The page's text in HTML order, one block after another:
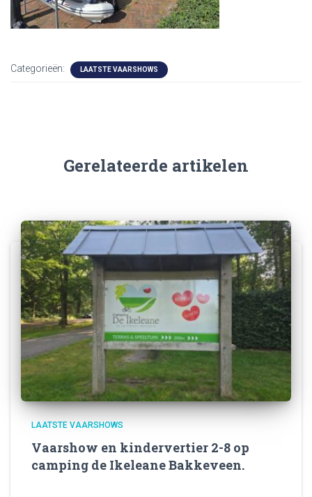
Categorieën: LAATSTE VAARSHOWS
Gerelateerde artikelen
LAATSTE VAARSHOWS
Vaarshow en kindervertier 2-8 op
camping de Ikeleane Bakkeveen.